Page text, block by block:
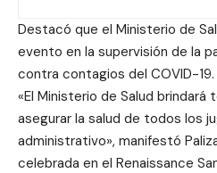
Destacó que el Ministerio de
evento en la supervisión de la
contra contagios del COVID-19.
«El Ministerio de Salud
asegurar la salud de todos los
administrativo», manifestó
celebrada en el Renaissance